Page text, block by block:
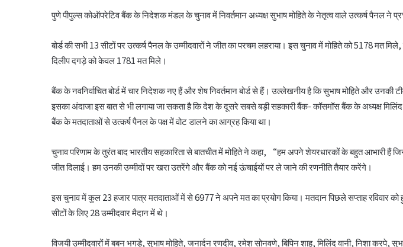
पुणे पीपुल्स कोऑपरेटिव बैंक के निदेशक मंडल के चुनाव में निवर्तमान अध्यक्ष सुभाष मोहिते के नेतृत्व वाले उत्कर्ष पैनल ने
बोर्ड की सभी 13 सीटों पर उत्कर्ष पैनल के उम्मीदवारों ने जीत का परचम लहराया। इस चुनाव में मोहिते को 5178 मत
दिलीप दगड़े को केवल 1781 मत मिले।
बैंक के नवनिर्वाचित बोर्ड में चार निदेशक नए हैं और शेष निवर्तमान बोर्ड से हैं। उल्लेखनीय है कि सुभाष मोहिते और उनकी
इसका अंदाजा इस बात से भी लगाया जा सकता है कि देश के दूसरे सबसे बड़ी सहकारी बैंक- कॉसमॉस बैंक के अध्यक्ष
बैंक के मतदाताओं से उत्कर्ष पैनल के पक्ष में वोट डालने का आग्रह किया था।
चुनाव परिणाम के तुरंत बाद भारतीय सहकारिता से बातचीत में मोहिते ने कहा, “हम अपने शेयरधारकों के बहुत आभारी हैं
जीत दिलाई। हम उनकी उम्मीदों पर खरा उतरेंगे और बैंक को नई ऊंचाईयों पर ले जाने की रणनीति तैयार करेंगे।
इस चुनाव में कुल 23 हजार पात्र मतदाताओं में से 6977 ने अपने मत का प्रयोग किया। मतदान पिछले सप्ताह रविवार को
सीटों के लिए 28 उम्मीदवार मैदान में थे।
विजयी उम्मीदवारों में बबन भगड़े, सुभाष मोहिते, जनार्दन रणदीव, रमेश सोनवणे, बिपिन शाह, मिलिंद वानी, निशा करपे,
को दी मंजूरी